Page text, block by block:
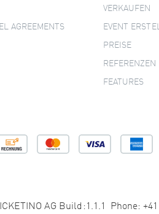
AGREEMENTS
VERKAUFEN
EVENT
PREISE
REFERENZEN
FEATURES
AG Build:1.1.1 Phone: